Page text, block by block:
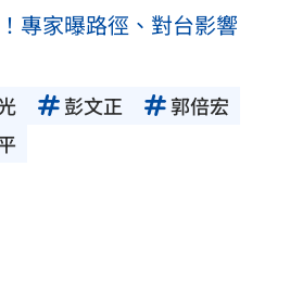
專家曝路徑、對台影響
彭文正
郭倍宏